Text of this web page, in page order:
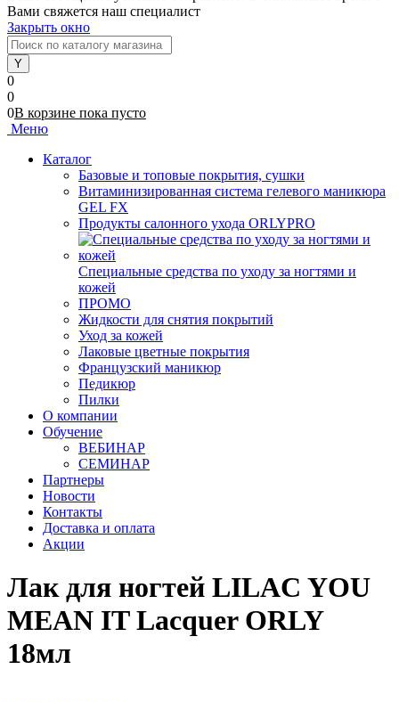
Вами свяжется наш специалист
Закрыть окно
0
0
0В корзине пока пусто
Меню
Каталог
Базовые и топовые покрытия, сушки
Витаминизированная система гелевого маникюра
GEL FX
Продукты салонного ухода ORLYPRO
Специальные средства по уходу за ногтями и
кожей
ПРОМО
Жидкости для снятия покрытий
Уход за кожей
Лаковые цветные покрытия
Французский маникюр
Педикюр
Пилки
О компании
Обучение
ВЕБИНАР
СЕМИНАР
Партнеры
Новости
Контакты
Доставка и оплата
Акции
Лак для ногтей LILAC YOU
MEAN IT Lacquer ORLY
18мл